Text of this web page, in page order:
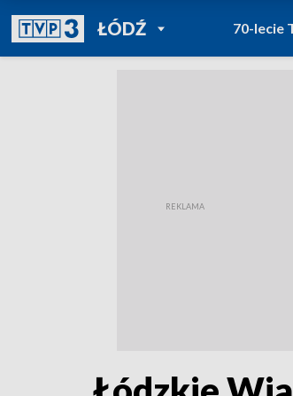
ŁÓDŹPOWRÓT DO
TVP REGIONY
70-lecie